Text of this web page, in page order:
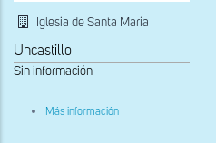
Iglesia de Santa María
Uncastillo
Sin información
Más información